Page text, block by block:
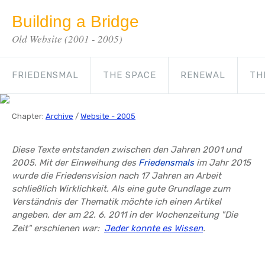
Building a Bridge
Old Website (2001 - 2005)
FRIEDENSMAL THE SPACE RENEWAL
Chapter: Archive / Website - 2005
Diese Texte entstanden zwischen den Jahren 2001 und
2005. Mit der Einweihung des Friedensmalsim Jahr 2015
wurde die Friedensvision nach 17 Jahren an Arbeit
schließlich Wirklichkeit. Als eine gute Grundlage zum
Verständnis der Thematik möchte ich einen Artikel
angeben, der am 22. 6. 2011 in der Wochenzeitung "Die
Zeit" erschienen war: Jeder konnte es Wissen.